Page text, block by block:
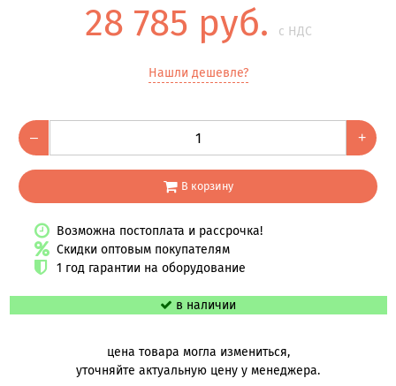
28 785 руб. с НДС
Нашли дешевле?
– +
В корзину
Возможна постоплата и рассрочка!
Скидки оптовым покупателям
1 год гарантии на оборудование
в наличии
цена товара могла измениться,
уточняйте актуальную цену у менеджера.